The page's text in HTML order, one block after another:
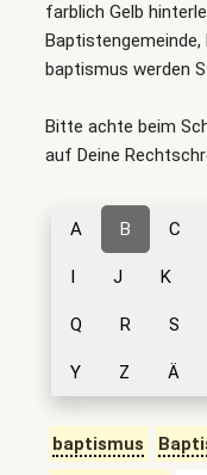
farblich Gelb
baptismus werden
Bitte achte beim
auf Deine
A B C
I J K
Q R S
Y Z Ä
baptismus